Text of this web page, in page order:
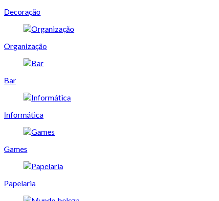
Decoração
Organização
Bar
Informática
Games
Papelaria